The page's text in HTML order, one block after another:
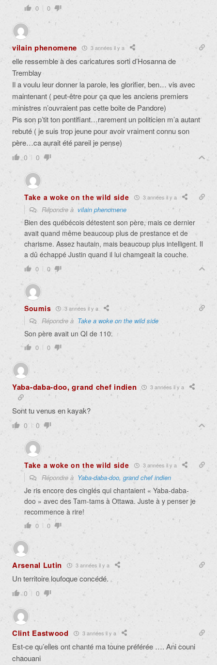
0 0
vilain phenomene 3 années il y a
elle ressemble à des caricatures sorti d’Hosanna de
Tremblay
Il a voulu leur donner la parole, les glorifier, ben… vis avec
maintenant ( peut-être pour ça que les anciens premiers
ministres n’ouvraient pas cette boite de Pandore)
Pis son p’tit ton pontifiant…rarement un politicien m’a autant
rebuté ( je suis trop jeune pour avoir vraiment connu son
père…ca aurait été pareil je pense)
0 0
Take a woke on the wild side 3 années il y a
Répondre à vilain phenomene
Bien des québécois détestent son père, mais ce dernier
avait quand même beaucoup plus de prestance et de
charisme. Assez hautain, mais beaucoup plus intelligent. Il
a dû échappé Justin quand il lui chamgeait la couche.
0 0
Soumis 3 années il y a
Répondre à Take a woke on the wild side
Son père avait un QI de 110.
0 0
Yaba-daba-doo, grand chef indien 3 années il y a
Sont tu venus en kayak?
0 0
Take a woke on the wild side 3 années il y a
Répondre à Yaba-daba-doo, grand chef indien
Je ris encore des cinglés qui chantaient « Yaba-daba-
doo » avec des Tam-tams à Ottawa. Juste à y penser je
recommence à rire!
0 0
Arsenal Lutin 3 années il y a
Un territoire loufoque concédé.
0 0
Clint Eastwood 3 années il y a
Est-ce qu’elles ont chanté ma toune préférée …. Ani couni
chaouani